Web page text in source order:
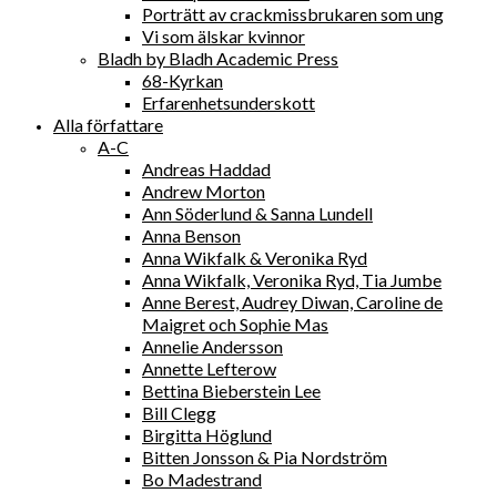
Porträtt av crackmissbrukaren som ung
Vi som älskar kvinnor
Bladh by Bladh Academic Press
68-Kyrkan
Erfarenhetsunderskott
Alla författare
A-C
Andreas Haddad
Andrew Morton
Ann Söderlund & Sanna Lundell
Anna Benson
Anna Wikfalk & Veronika Ryd
Anna Wikfalk, Veronika Ryd, Tia Jumbe
Anne Berest, Audrey Diwan, Caroline de
Maigret och Sophie Mas
Annelie Andersson
Annette Lefterow
Bettina Bieberstein Lee
Bill Clegg
Birgitta Höglund
Bitten Jonsson & Pia Nordström
Bo Madestrand